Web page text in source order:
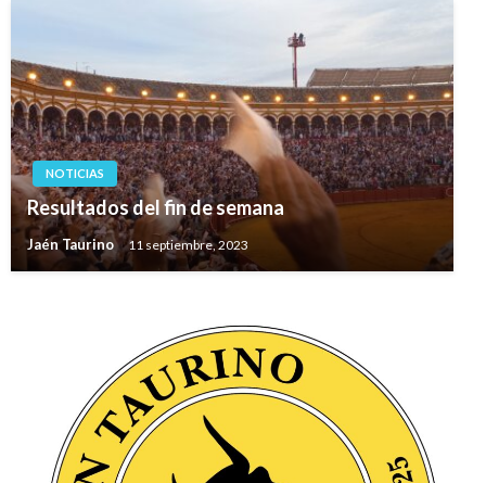
NOTICIAS
Resultados del fin de semana
Jaén Taurino 11 septiembre, 2023